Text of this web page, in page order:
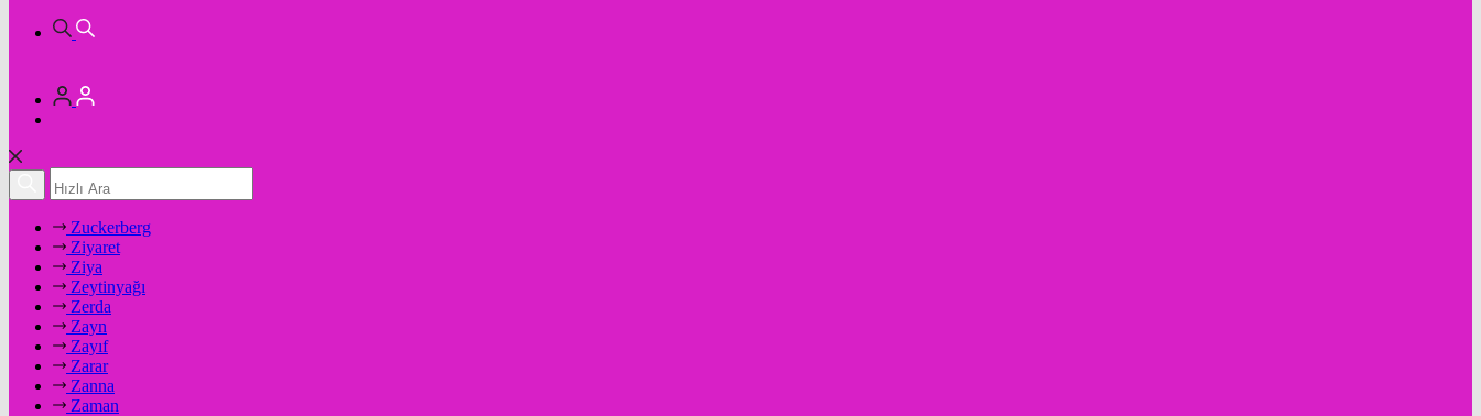
Zuckerberg
Ziyaret
Ziya
Zeytinyağı
Zerda
Zayn
Zayıf
Zarar
Zanna
Zaman